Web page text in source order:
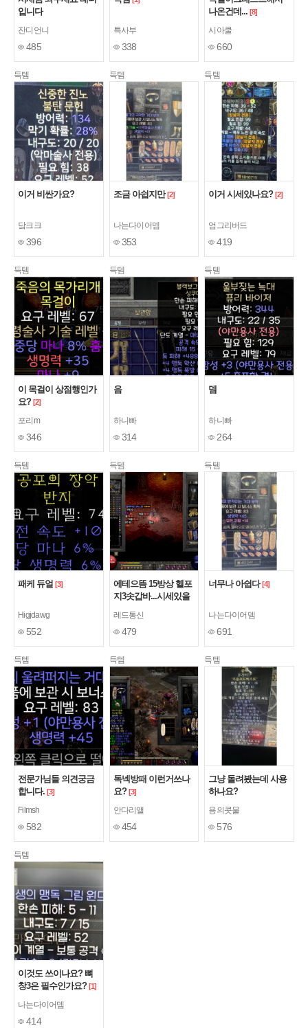
입니다
잔디언니
485
특사부
338
나온건데... [8]
시아쿨
660
득템
이거 비싼가요?
닼크크
396
득템
조금 아쉽지만 [2]
나는다이어뎀
353
득템
이거 시세있나요? [2]
엄그리버드
419
득템
이 목걸이 상점행인가
요? [2]
포리m
346
득템
음
하니빠
314
득템
뎀
하니빠
264
득템
패케 듀얼 [3]
Higjdawg
552
득템
에테으뜸 15방상 헬포
지3솟갑바...시세있을
레드통신
479
득템
너무나 아쉽다 [4]
나는다이어뎀
691
득템
전문가님들 의견궁금
합니다. [3]
Filmsh
582
득템
독넥방패 이런거쓰나
요? [3]
안다리앨
454
득템
그냥 돌려봤는데 사용
하나요?
용의콧물
576
득템
이것도 쓰이나요? 뼈
창3은 필수인가요? [1]
나는다이어뎀
414